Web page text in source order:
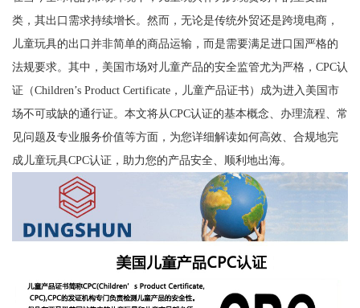
类，其出口需求持续增长。然而，无论是传统外贸还是跨境电商，
儿童玩具的出口并非简单的商品运输，而是需要满足进口国严格的
法规要求。其中，美国市场对儿童产品的安全监管尤为严格，CPC认
证（Children’s Product Certificate，儿童产品证书）成为进入美国市
场不可或缺的通行证。本文将从CPC认证的基本概念、办理流程、常
见问题及专业服务价值等方面，为您详细解读如何高效、合规地完
成儿童玩具CPC认证，助力您的产品安全、顺利地出海。